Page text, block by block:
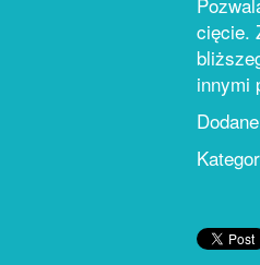
cięcie.
innymi